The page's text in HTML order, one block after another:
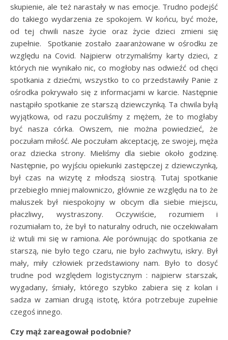
skupienie, ale też narastały w nas emocje. Trudno podejść
do takiego wydarzenia ze spokojem. W końcu, być może,
od tej chwili nasze życie oraz życie dzieci zmieni się
zupełnie. Spotkanie zostało zaaranżowane w ośrodku ze
względu na Covid. Najpierw otrzymaliśmy karty dzieci, z
których nie wynikało nic, co mogłoby nas odwieźć od chęci
spotkania z dziećmi, wszystko to co przedstawiły Panie z
ośrodka pokrywało się z informacjami w karcie. Następnie
nastąpiło spotkanie ze starszą dziewczynką. Ta chwila byłą
wyjątkowa, od razu poczuliśmy z mężem, że to mogłaby
być nasza córka. Owszem, nie można powiedzieć, że
poczułam miłość. Ale poczułam akceptację, ze swojej, męża
oraz dziecka strony. Mieliśmy dla siebie około godzinę.
Następnie, po wyjściu opiekunki zastępczej z dziewczynką,
był czas na wizytę z młodszą siostrą. Tutaj spotkanie
przebiegło mniej malowniczo, głównie ze względu na to że
maluszek był niespokojny w obcym dla siebie miejscu,
płaczliwy, wystraszony. Oczywiście, rozumiem i
rozumiałam to, że był to naturalny odruch, nie oczekiwałam
iż wtuli mi się w ramiona. Ale porównując do spotkania ze
starszą, nie było tego czaru, nie było zachwytu, iskry. Był
mały, miły człowiek przedstawiony nam. Było to dosyć
trudne pod względem logistycznym : najpierw starszak,
wygadany, śmiały, którego szybko zabiera się z kolan i
sadza w zamian drugą istotę, która potrzebuje zupełnie
czegoś innego.
Czy mąż zareagował podobnie?